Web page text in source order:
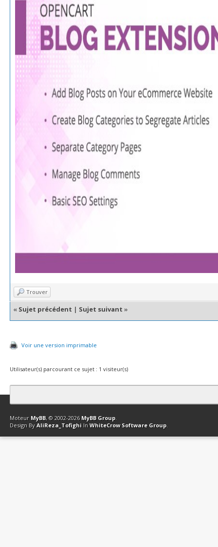
Trouver
« Sujet précédent | Sujet suivant »
Voir une version imprimable
Utilisateur(s) parcourant ce sujet : 1 visiteur(s)
Contact Club Affiliation Retourner en haut Version bas-débit
Moteur MyBB, © 2002-2026 MyBB Group.
Design By AliReza_Tofighi In WhiteCrow Software Group.